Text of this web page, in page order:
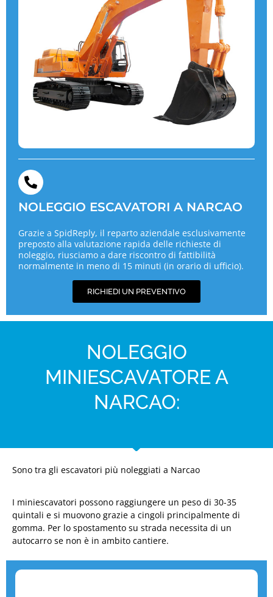
NOLEGGIO ESCAVATORI A NARCAO
Grazie a SpidReply, il reparto aziendale esclusivamente
preposto alla valutazione rapida delle richieste di
noleggio, riusciamo a dare riscontro di fattibilità
normalmente in meno di 15 minuti (in orario di ufficio).
RICHIEDI UN PREVENTIVO
NOLEGGIO
MINIESCAVATORE A
NARCAO:
Sono tra gli escavatori più noleggiati a Narcao
I miniescavatori possono raggiungere un peso di 30-35
quintali e si muovono grazie a cingoli principalmente di
gomma. Per lo spostamento su strada necessita di un
autocarro se non è in ambito cantiere.